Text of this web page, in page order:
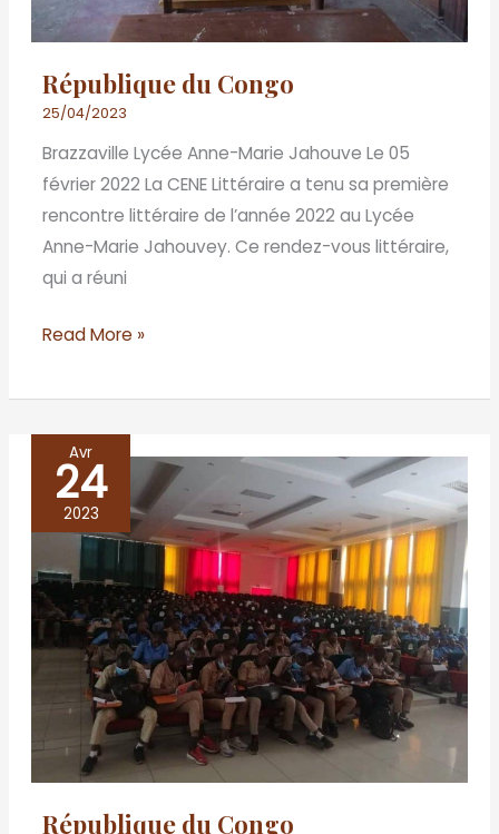
République du Congo
25/04/2023
Brazzaville Lycée Anne-Marie Jahouve Le 05
février 2022 La CENE Littéraire a tenu sa première
rencontre littéraire de l’année 2022 au Lycée
Anne-Marie Jahouvey. Ce rendez-vous littéraire,
qui a réuni
Read More »
Avr
24
2023
République du Congo
République
Congo